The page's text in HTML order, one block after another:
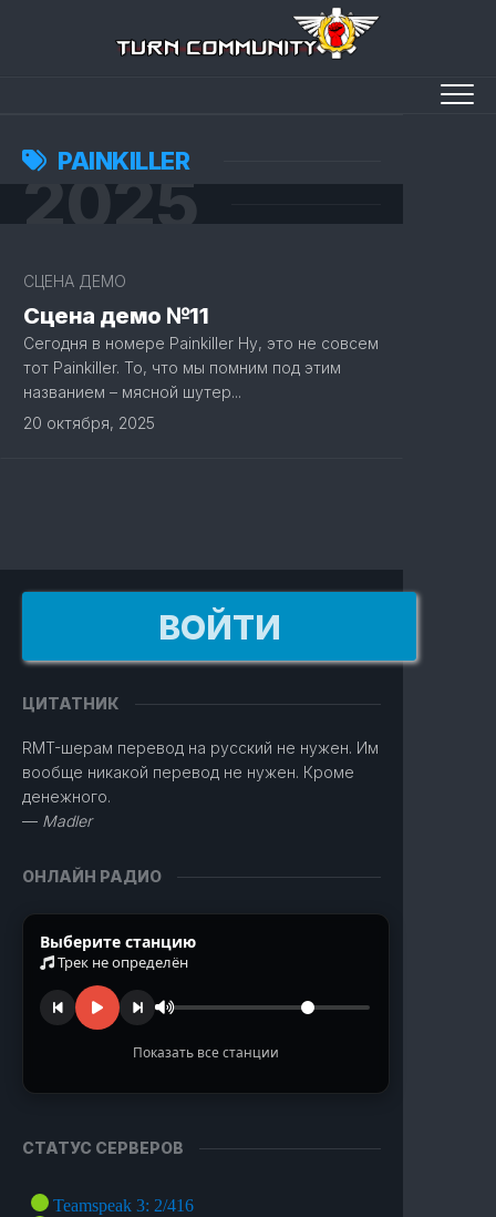
PAINKILLER
2025
СЦЕНА ДЕМО
Сцена демо №11
Сегодня в номере Painkiller Ну, это не совсем
тот Painkiller. То, что мы помним под этим
названием – мясной шутер...
20 октября, 2025
ВОЙТИ
ЦИТАТНИК
RMT-шерам перевод на русский не нужен. Им
вообще никакой перевод не нужен. Кроме
денежного.
— Madler
ОНЛАЙН РАДИО
Выберите станцию
Трек не определён
Показать все станции
TURN Radio
СТАТУС СЕРВЕРОВ